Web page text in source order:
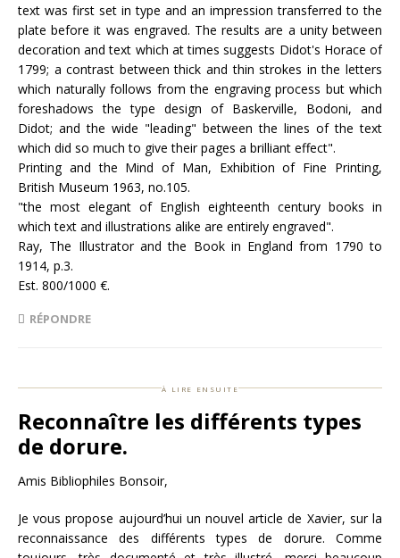
text was first set in type and an impression transferred to the
plate before it was engraved. The results are a unity between
decoration and text which at times suggests Didot's Horace of
1799; a contrast between thick and thin strokes in the letters
which naturally follows from the engraving process but which
foreshadows the type design of Baskerville, Bodoni, and
Didot; and the wide "leading" between the lines of the text
which did so much to give their pages a brilliant effect".
Printing and the Mind of Man, Exhibition of Fine Printing,
British Museum 1963, no.105.
"the most elegant of English eighteenth century books in
which text and illustrations alike are entirely engraved".
Ray, The Illustrator and the Book in England from 1790 to
1914, p.3.
Est. 800/1000 €.
RÉPONDRE
à lire ensuite
Reconnaître les différents types
de dorure.
Amis Bibliophiles Bonsoir,
Je vous propose aujourd’hui un nouvel article de Xavier, sur la
reconnaissance des différents types de dorure. Comme